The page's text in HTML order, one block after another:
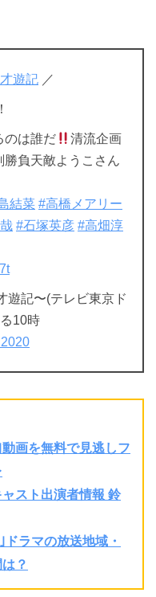
遊記 ／
のは誰だ
清流企画
勝負天敵ようこさん
結菜 #高橋メアリー
#石塚英彦 #高畑淳
記〜(テレビ東京ド
10時
画を無料で見逃しフ
スト出演者情報 鈴
ラマの放送地域・
？